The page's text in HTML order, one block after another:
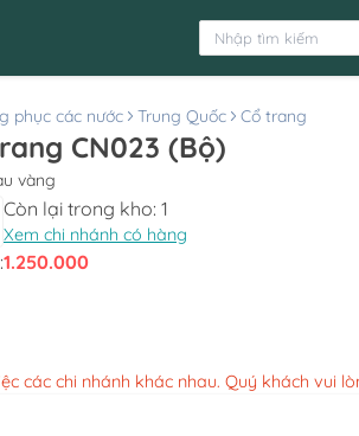
phục các nước Trung Quốc Cổ trang
CN023 (Bộ)
vàng
Còn lại trong kho: 1
Xem chi nhánh có hàng
1.250.000
các chi nhánh khác nhau. Quý khách vui